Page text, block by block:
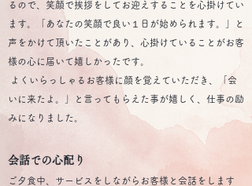
るので、笑顔で挨拶をしてお迎えすることを心掛けてい
ます。「あなたの笑顔で良い１日が始められます。」と
声をかけて頂いたことがあり、心掛けていることがお客
様の心に届いて嬉しかったです。
よくいらっしゃるお客様に顔を覚えていただき、「会
いに来たよ。」と言ってもらえた事が嬉しく、仕事の励
みになりました。
会話での心配り
ご夕食中、サービスをしながらお客様と会話をします